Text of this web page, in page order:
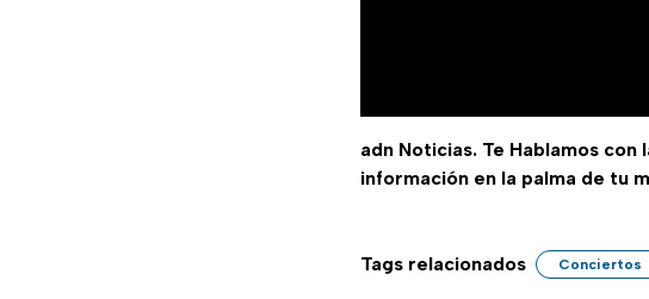
adn Noticias. Te Hablamos con
información en la palma de tu
Tags relacionados Conciertos